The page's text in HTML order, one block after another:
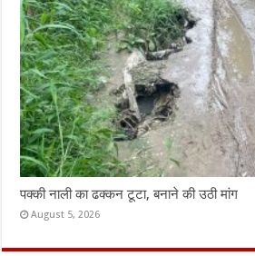
पक्की नाली का ढक्कन टूटा, बनाने की उठी मांग
August 5, 2026